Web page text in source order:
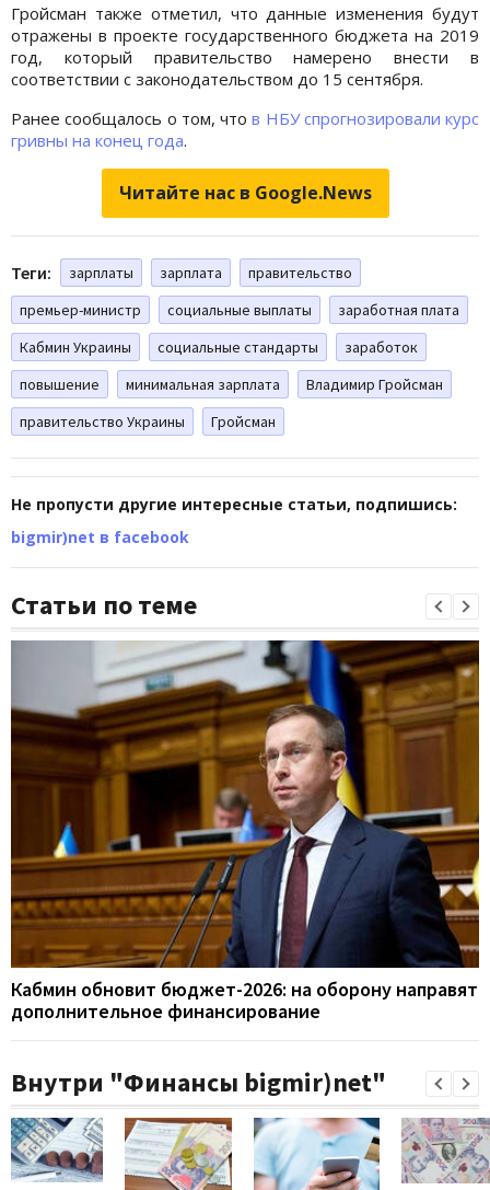
Гройсман также отметил, что данные изменения будут
отражены в проекте государственного бюджета на 2019
год, который правительство намерено внести в
соответствии с законодательством до 15 сентября.
Ранее сообщалось о том, чтов НБУ спрогнозировали курс
гривны на конец года.
Читайте нас в Google.News
Теги: зарплаты зарплата
правительство
премьер-министр
социальные выплаты
заработная плата
Кабмин Украины
социальные стандарты
заработок
повышение
минимальная зарплата
Владимир Гройсман
правительство Украины
Гройсман
Не пропусти другие интересные статьи, подпишись:
bigmir)net в facebook
Статьи по теме
Кабмин обновит бюджет-2026: на оборону направят
дополнительное финансирование
Внутри "Финансы bigmir)net"